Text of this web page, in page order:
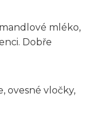
mléko,
Dobře
ovesné vločky,